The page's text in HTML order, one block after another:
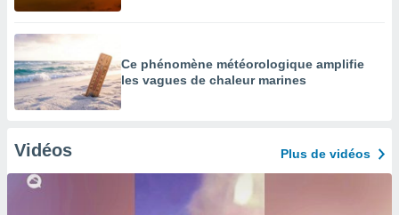
Ce phénomène météorologique amplifie
les vagues de chaleur marines
Vidéos Plus de vidéos